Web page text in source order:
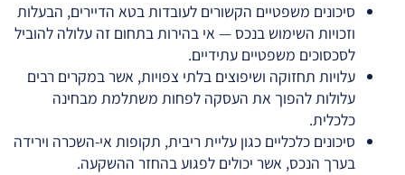
סיכונים משפטיים הקשורים לעובדות בטא הדיירים, הבעלות
וזכויות השימוש בנכס — אי בהירות בתחום זה עלולה להוביל
לסכסוכים משפטיים עתידיים.
עלויות תחזוקה ושיפוצים בלתי צפויות, אשר במקרים רבים
עלולות להפוך את העסקה לפחות משתלמת מבחינה
כלכלית.
סיכונים כלכליים כגון עליית ריבית, תקופות אי-השכרה וירידה
בערך הנכס, אשר יכולים לפגוע בהחזר ההשקעה.